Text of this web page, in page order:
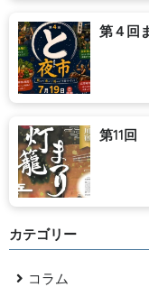
第４回
第11回
カテゴリー
コラム